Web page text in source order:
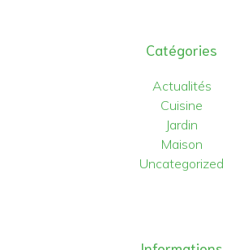
Catégories
Actualités
Cuisine
Jardin
Maison
Uncategorized